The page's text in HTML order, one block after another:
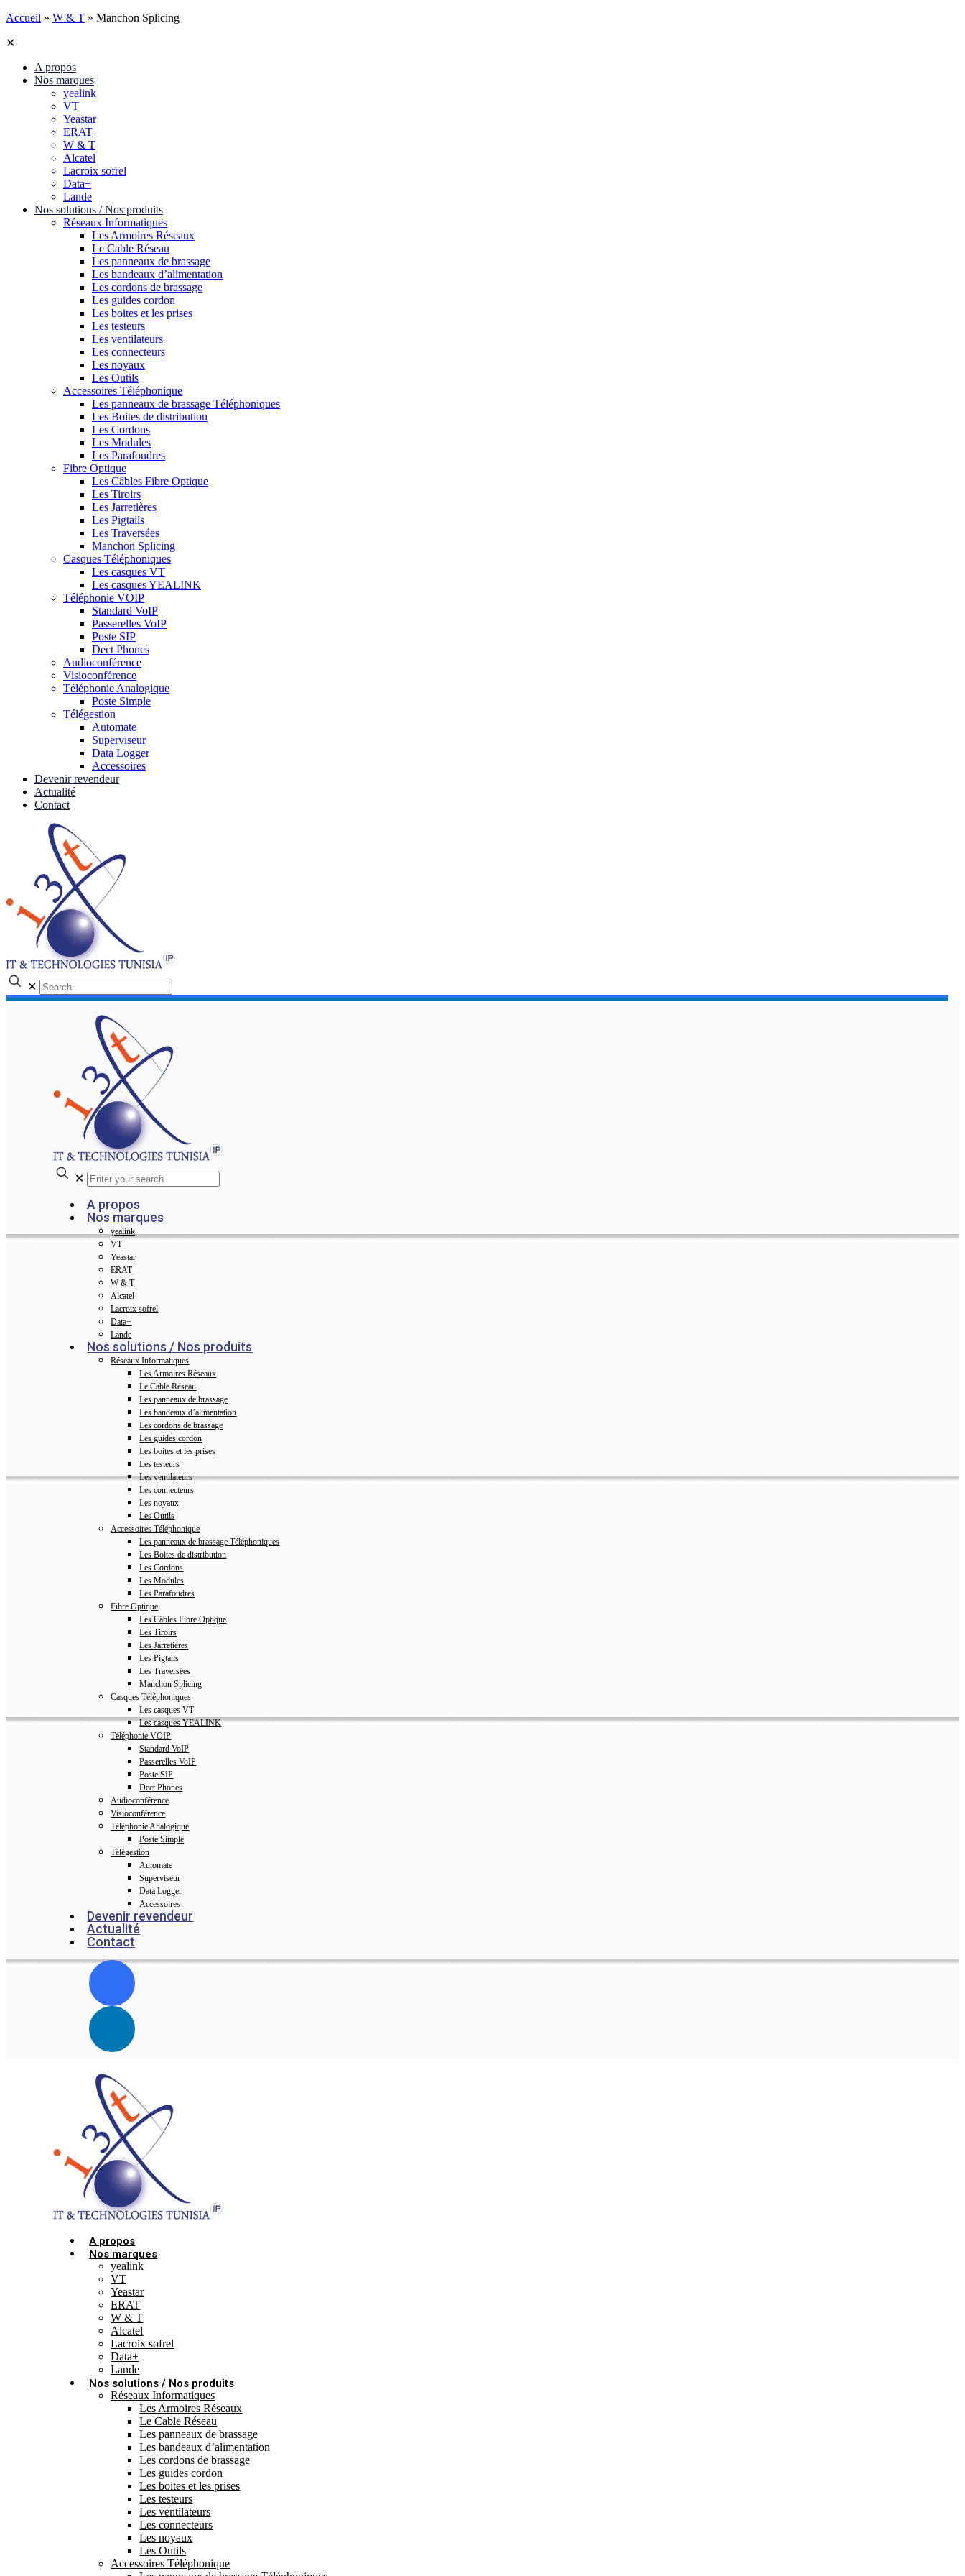
Accueil » W & T » Manchon Splicing
✕
A propos
Nos marques
yealink
VT
Yeastar
ERAT
W & T
Alcatel
Lacroix sofrel
Data+
Lande
Nos solutions / Nos produits
Réseaux Informatiques
Les Armoires Réseaux
Le Cable Réseau
Les panneaux de brassage
Les bandeaux d’alimentation
Les cordons de brassage
Les guides cordon
Les boites et les prises
Les testeurs
Les ventilateurs
Les connecteurs
Les noyaux
Les Outils
Accessoires Téléphonique
Les panneaux de brassage Téléphoniques
Les Boites de distribution
Les Cordons
Les Modules
Les Parafoudres
Fibre Optique
Les Câbles Fibre Optique
Les Tiroirs
Les Jarretières
Les Pigtails
Les Traversées
Manchon Splicing
Casques Téléphoniques
Les casques VT
Les casques YEALINK
Téléphonie VOIP
Standard VoIP
Passerelles VoIP
Poste SIP
Dect Phones
Audioconférence
Visioconférence
Téléphonie Analogique
Poste Simple
Télégestion
Automate
Superviseur
Data Logger
Accessoires
Devenir revendeur
Actualité
Contact
✕
✕
A propos
Nos marques
yealink
VT
Yeastar
ERAT
W & T
Alcatel
Lacroix sofrel
Data+
Lande
Nos solutions / Nos produits
Réseaux Informatiques
Les Armoires Réseaux
Le Cable Réseau
Les panneaux de brassage
Les bandeaux d’alimentation
Les cordons de brassage
Les guides cordon
Les boites et les prises
Les testeurs
Les ventilateurs
Les connecteurs
Les noyaux
Les Outils
Accessoires Téléphonique
Les panneaux de brassage Téléphoniques
Les Boites de distribution
Les Cordons
Les Modules
Les Parafoudres
Fibre Optique
Les Câbles Fibre Optique
Les Tiroirs
Les Jarretières
Les Pigtails
Les Traversées
Manchon Splicing
Casques Téléphoniques
Les casques VT
Les casques YEALINK
Téléphonie VOIP
Standard VoIP
Passerelles VoIP
Poste SIP
Dect Phones
Audioconférence
Visioconférence
Téléphonie Analogique
Poste Simple
Télégestion
Automate
Superviseur
Data Logger
Accessoires
Devenir revendeur
Actualité
Contact
A propos
Nos marques
yealink
VT
Yeastar
ERAT
W & T
Alcatel
Lacroix sofrel
Data+
Lande
Nos solutions / Nos produits
Réseaux Informatiques
Les Armoires Réseaux
Le Cable Réseau
Les panneaux de brassage
Les bandeaux d’alimentation
Les cordons de brassage
Les guides cordon
Les boites et les prises
Les testeurs
Les ventilateurs
Les connecteurs
Les noyaux
Les Outils
Accessoires Téléphonique